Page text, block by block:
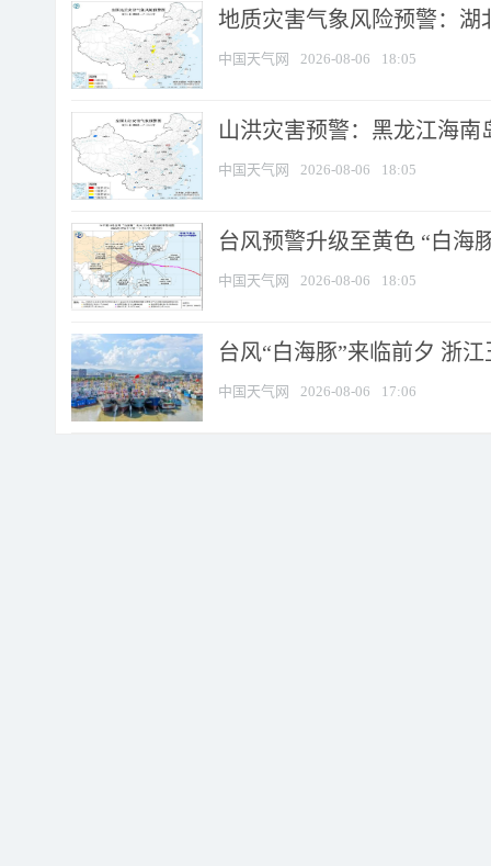
地质灾害气象风险预警：湖
中国天气网 2026-08-06 18:05
山洪灾害预警：黑龙江海
中国天气网 2026-08-06 18:05
台风预警升级至黄色 “白海
中国天气网 2026-08-06 18:05
台风“白海豚”来临前夕 浙
中国天气网 2026-08-06 17:06